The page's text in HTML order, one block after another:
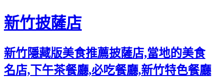
新竹披薩店
新竹隱藏版美食推薦披薩店,當地的美食
名店,下午茶餐廳,必吃餐廳,新竹特色餐廳